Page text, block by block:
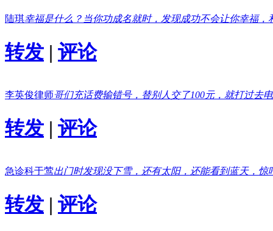
陆琪幸福是什么？当你功成名就时，发现成功不会让你幸福
转发 | 评论
李英俊律师哥们充话费输错号，替别人交了100元，就打过去
转发 | 评论
急诊科于莺出门时发现没下雪，还有太阳，还能看到蓝天，惊
转发 | 评论